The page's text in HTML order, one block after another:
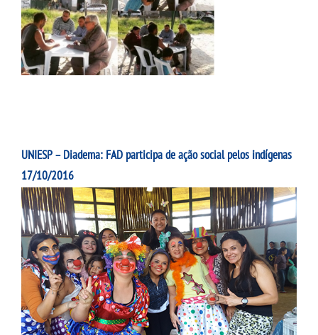
UNIESP – Diadema: FAD participa de ação social pelos indígenas
17/10/2016